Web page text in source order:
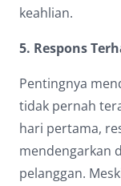
keahlian.
5. Respons
Pentingnya
tidak pernah
hari pertama,
mendengarkan
pelanggan.